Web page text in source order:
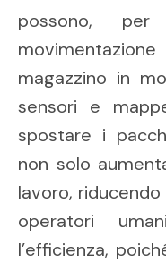
possono,
magazzino in
sensori e
spostare i
non solo
lavoro,
operatori
l’efficienza,